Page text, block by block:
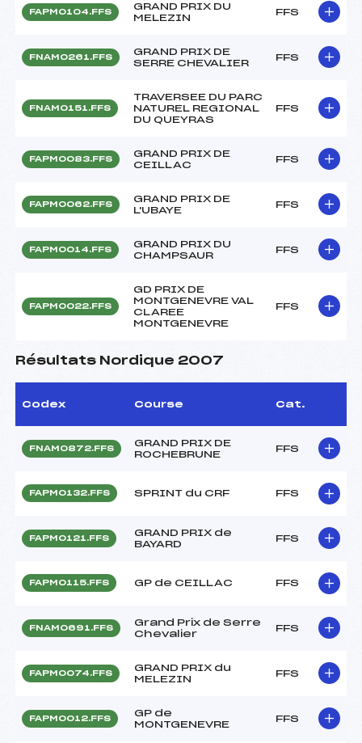
FAPM0104.FFS
GRAND PRIX DU
MELEZIN
FFS
FNAM0261.FFS
GRAND PRIX DE
SERRE CHEVALIER
FFS
FNAM0151.FFS
TRAVERSEE DU PARC
NATUREL REGIONAL
DU QUEYRAS
FFS
FAPM0083.FFS
GRAND PRIX DE
CEILLAC
FFS
FAPM0062.FFS
GRAND PRIX DE
L'UBAYE
FFS
FAPM0014.FFS
GRAND PRIX DU
CHAMPSAUR
FFS
FAPM0022.FFS
GD PRIX DE
MONTGENEVRE VAL
CLAREE
MONTGENEVRE
FFS
Résultats Nordique 2007
Codex Course Cat.
FNAM0872.FFS
GRAND PRIX DE
ROCHEBRUNE
FFS
FAPM0132.FFS SPRINT du CRF FFS
FAPM0121.FFS
GRAND PRIX de
BAYARD
FFS
FAPM0115.FFS GP de CEILLAC FFS
FNAM0691.FFS
Grand Prix de Serre
Chevalier
FFS
FAPM0074.FFS
GRAND PRIX du
MELEZIN
FFS
FAPM0012.FFS
GP de
MONTGENEVRE
FFS